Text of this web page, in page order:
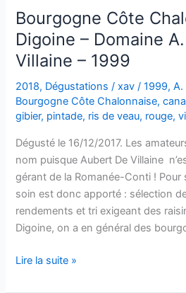
Bourgogne Côte
Digoine – Domaine
Villaine – 1999
2018, Dégustations /xav/1999,A.
Bourgogne Côte Chalonnaise,
gibier, pintade, ris de veau, rouge,
Dégusté le 16/12/2017. Les
nom puisque Aubert De Villaine
gérant de la Romanée-Conti !
soin est donc apporté : sélection
rendements et tri exigeant des
Digoine, on a en général des
Bourgogne
Lire la suite »